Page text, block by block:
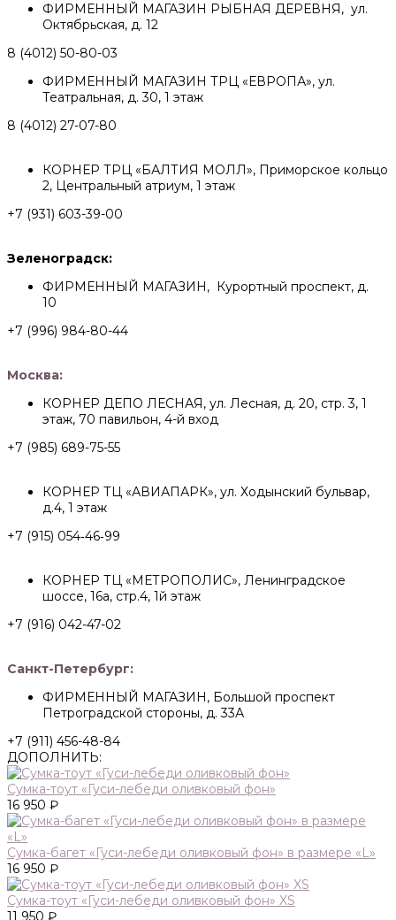
ФИРМЕННЫЙ МАГАЗИН РЫБНАЯ ДЕРЕВНЯ, ул.
Октябрьская, д. 12
8 (4012) 50-80-03
ФИРМЕННЫЙ МАГАЗИН ТРЦ «ЕВРОПА», ул.
Театральная, д. 30, 1 этаж
8 (4012) 27-07-80
КОРНЕР ТРЦ «БАЛТИЯ МОЛЛ», Приморское кольцо
2, Центральный атриум, 1 этаж
+7 (931) 603-39-00
Зеленоградск:
ФИРМЕННЫЙ МАГАЗИН, Курортный проспект, д.
10
+7 (996) 984-80-44
Москва:
КОРНЕР ДЕПО ЛЕСНАЯ, ул. Лесная, д. 20, стр. 3, 1
этаж, 70 павильон, 4-й вход
+7 (985) 689-75-55
КОРНЕР ТЦ «АВИАПАРК», ул. Ходынский бульвар,
д.4, 1 этаж
+7 (915) 054‑46‑99
КОРНЕР ТЦ «МЕТРОПОЛИС», Ленинградское
шоссе, 16а, стр.4, 1й этаж
+7 (916) 042-47-02
Санкт-Петербург:
ФИРМЕННЫЙ МАГАЗИН, Большой проспект
Петроградской стороны, д. 33А
+7 (911) 456-48-84
ДОПОЛНИТЬ:
Сумка-тоут «Гуси-лебеди оливковый фон»
16 950 ₽
Сумка-багет «Гуси-лебеди оливковый фон» в размере «L»
16 950 ₽
Сумка-тоут «Гуси-лебеди оливковый фон» XS
11 950 ₽